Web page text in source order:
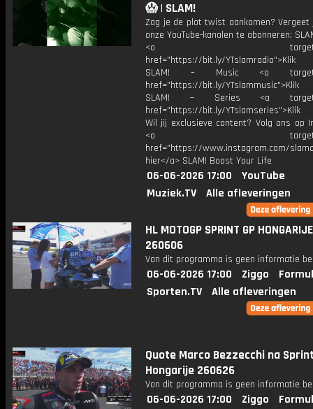
😱 | SLAM!
Zag je de plot twist aankomen?
onze YouTube-kanalen te abonneren:
<a
href="https://bit.ly/
SLAM! – Music <a
href="https://bit.ly/
SLAM! – Series <a
href="https://bit.ly/
Wil jij exclusieve content? Volg ons op
<a
href="https://www.instagram.com/
hier</a> SLAM! Boost Your Life
06-06-2026 17:00
YouTube
Muziek.TV
Alle afleveringen
HL MOTOGP SPRINT GP HONGARIJE
260606
Van dit programma is geen informatie
06-06-2026 17:00 Ziggo
Sporten.TV
Alle afleveringen
Quote Marco Bezzecchi na
Hongarije 260626
Van dit programma is geen informatie
06-06-2026 17:00 Ziggo